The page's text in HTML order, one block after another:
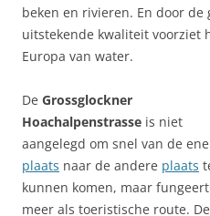
beken en rivieren. En door
uitstekende kwaliteit voorziet
Europa van water.
De Grossglockner
Hoachalpenstrasse is niet
aangelegd om snel van de ene
plaats naar de andere plaats
kunnen komen, maar fungeert
meer als toeristische route. De